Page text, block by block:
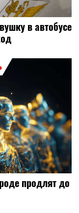
в автобусе
продлят до